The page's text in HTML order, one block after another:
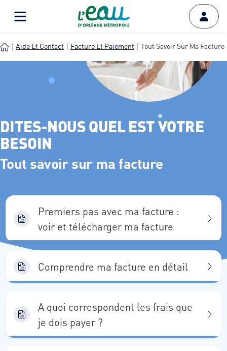
Aide Et Contact Facture Et Paiement Tout Savoir Sur Ma Facture
DITES-NOUS QUEL EST VOTRE
BESOIN
Tout savoir sur ma facture
Premiers pas avec ma facture :
voir et télécharger ma facture
Comprendre ma facture en détail
A quoi correspondent les frais que
je dois payer ?